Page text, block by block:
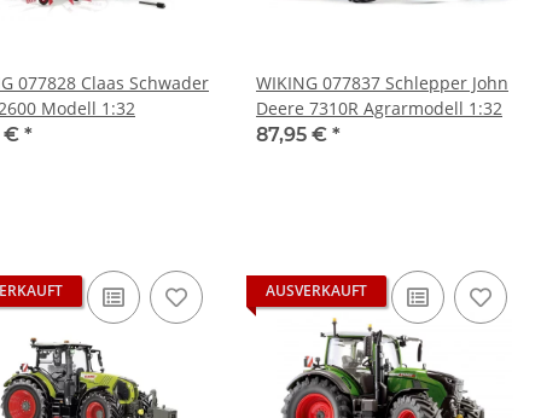
077828 Claas Schwader
Modell 1:32
€ *
WIKING 077837 Schlepper John
Deere 7310R Agrarmodell 1:32
87,95 € *
AUSVERKAUFT